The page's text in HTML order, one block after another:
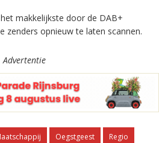
makkelijkste door de DAB+
zenders opnieuw te laten scannen.
Advertentie
Oegstgeest
Regio